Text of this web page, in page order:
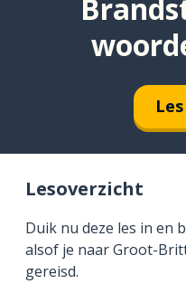
Lesoverzicht
Duik nu deze les in en
alsof je naar Groot-
gereisd.